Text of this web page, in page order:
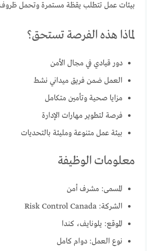
بيئات عمل تتطلب يقظة مستمرة وتحمل
لماذا هذه الفرصة تستحق؟
دور قيادي في مجال الأمن
العمل ضمن فريق ميداني نشط
مزايا صحية وتأمين متكامل
فرصة لتطوير مهارات الإدارة
بيئة عمل متنوعة ومليئة بالتحديات
معلومات الوظيفة
المسمى: مشرف أمن
الشركة: Risk Control Canada
الموقع: يلونايف، كندا
نوع العمل: دوام كامل